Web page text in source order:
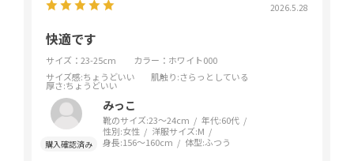
2026.5.28
快適です
サイズ：23-25cm
カラー：ホワイト000
サイズ感:ちょうどいい 肌触り:さらっとしている
厚さ:ちょうどいい
みっこ
靴のサイズ:23～24cm 年代:60代
性別:女性 洋服サイズ:M
身長:156～160cm 体型:ふつう